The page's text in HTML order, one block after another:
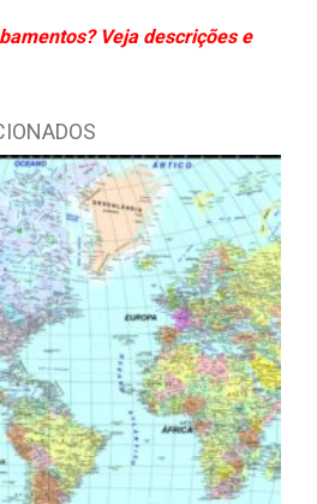
Veja descrições e